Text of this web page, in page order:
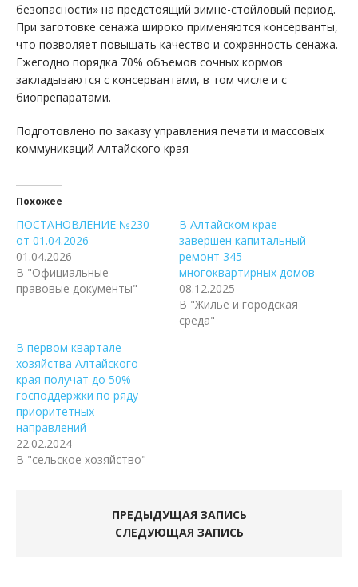
безопасности» на предстоящий зимне-стойловый период.
При заготовке сенажа широко применяются консерванты,
что позволяет повышать качество и сохранность сенажа.
Ежегодно порядка 70% объемов сочных кормов
закладываются с консервантами, в том числе и с
биопрепаратами.
Подготовлено по заказу управления печати и массовых
коммуникаций Алтайского края
Похожее
ПОСТАНОВЛЕНИЕ №230
от 01.04.2026
01.04.2026
В "Официальные
правовые документы"
В Алтайском крае
завершен капитальный
ремонт 345
многоквартирных домов
08.12.2025
В "Жилье и городская
среда"
В первом квартале
хозяйства Алтайского
края получат до 50%
господдержки по ряду
приоритетных
направлений
22.02.2024
В "сельское хозяйство"
ПРЕДЫДУЩАЯ ЗАПИСЬ
СЛЕДУЮЩАЯ ЗАПИСЬ